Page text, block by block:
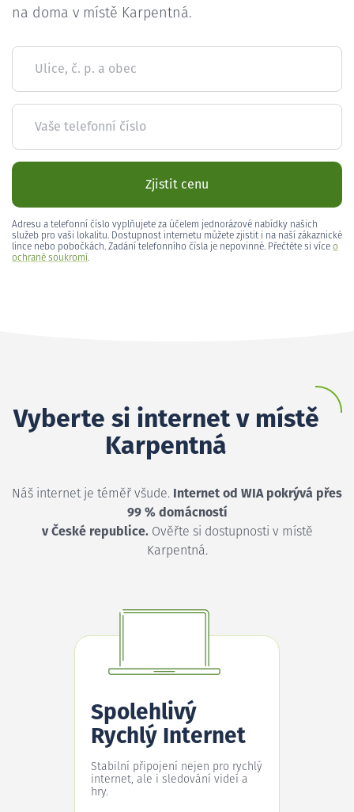
na doma v místě Karpentná.
Ulice, č. p. a obec
Vaše telefonní číslo
Zjistit cenu
Adresu a telefonní číslo vyplňujete za účelem jednorázové nabídky našich
služeb pro vaši lokalitu. Dostupnost internetu můžete zjistit i na naší zákaznické
lince nebo pobočkách. Zadání telefonního čísla je nepovinné. Přečtěte si více o
ochraně soukromí.
Vyberte si internet v místě
Karpentná
Náš internet je téměř všude. Internet od WIA pokrývá přes
99 % domácností
v České republice.Ověřte si dostupnosti v místě
Karpentná.
Spolehlivý
Rychlý Internet
Stabilní připojení nejen pro rychlý
internet, ale i sledování videí a
hry.